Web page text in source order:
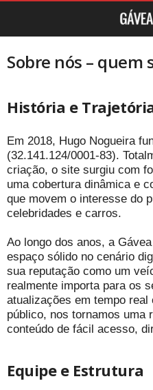
Sobre nós – quem
História e
Em 2018, Hugo Nogueira
(32.141.124/0001-83).
criação, o site surgiu com
uma cobertura dinâmica e
que movem o interesse do
celebridades e carros.
Ao longo dos anos, a
espaço sólido no cenário
sua reputação como um
realmente importa para os
atualizações em tempo
público, nos tornamos uma
conteúdo de fácil acesso,
Equipe e Estrutura